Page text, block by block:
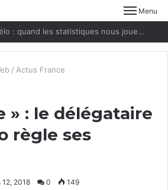
Menu
Déplacements à vélo : quand les statistiques nous jouent des tours
/ Actus France
» : le délégataire
règle ses
12, 2018 0 149